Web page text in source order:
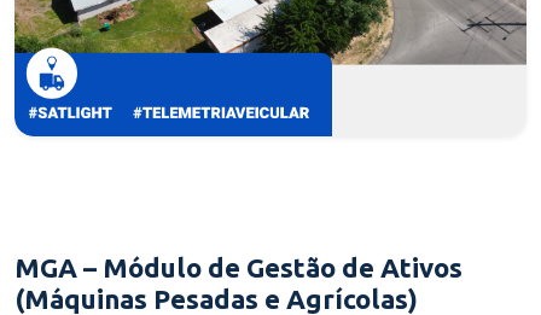
MGA – Módulo de Gestão de Ativos
(Máquinas Pesadas e Agrícolas)